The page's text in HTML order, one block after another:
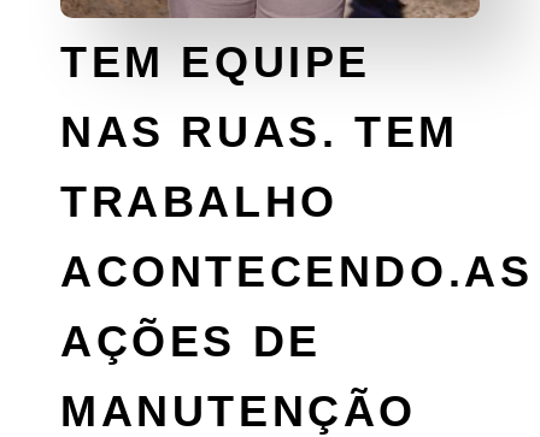
TEM EQUIPE
NAS RUAS. TEM
TRABALHO
ACONTECENDO.AS
AÇÕES DE
MANUTENÇÃO